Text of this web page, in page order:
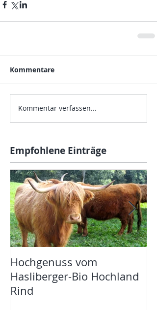
Kommentare
Kommentar verfassen...
Empfohlene Einträge
Hochgenuss vom
Hasliberger-Bio Hochland
Rind